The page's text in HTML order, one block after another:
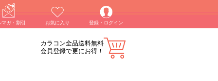
マガ・割引 お気に入り 登録・ログイン
カラコン全品送料無料
会員登録で更にお得！